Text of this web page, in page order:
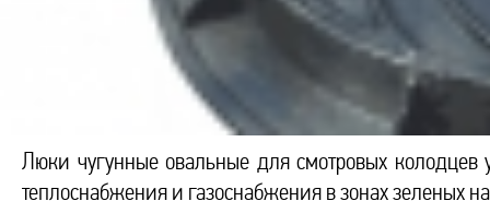
Люки чугунные овальные для смотровых колодцев
теплоснабжения и газоснабжения в зонах зеленых